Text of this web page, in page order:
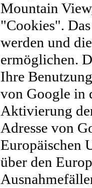
Mountain
"Cookies".
werden und
ermöglichen.
Ihre
von Google in
Aktivierung
Adresse von
Europäischen
über den